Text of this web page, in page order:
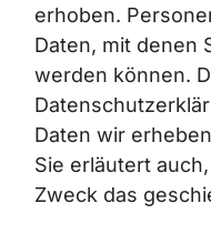
erhoben.
Daten, mit denen
werden können.
Daten wir
Sie erläutert
Zweck das